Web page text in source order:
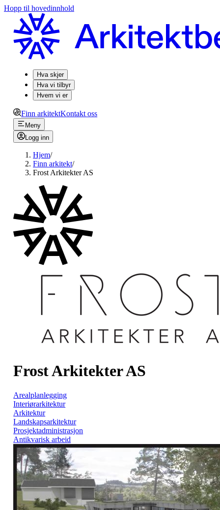
Hopp til hovedinnhold
Hva skjer
Hva vi tilbyr
Hvem vi er
Finn arkitektKontakt oss
Meny
Logg inn
Hjem/
Finn arkitekt/
Frost Arkitekter AS
Frost Arkitekter AS
Arealplanlegging
Interiørarkitektur
Arkitektur
Landskapsarkitektur
Prosjektadministrasjon
Antikvarisk arbeid